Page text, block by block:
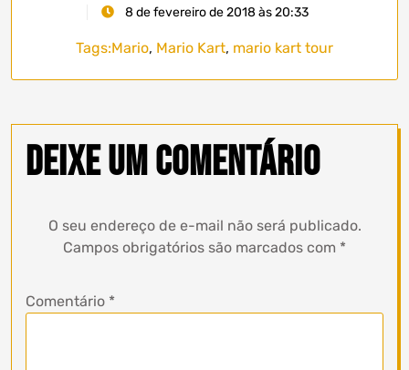
8 de fevereiro de 2018 às 20:33
Tags:Mario, Mario Kart, mario kart tour
Deixe um comentário
O seu endereço de e-mail não será publicado.
Campos obrigatórios são marcados com *
Comentário *